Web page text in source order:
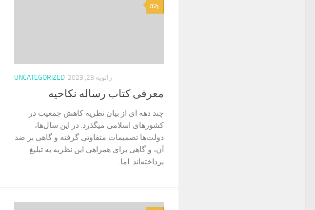
0
UNCATEGORIZED ژانویه 23, 2023
معرفی کتاب رساله نکاحیه
چند دهه ای از بیان نظریه کاهش جمعیت در
کشورهای اسلامی میگذرد. در این سال‌ها،
دولت‌ها تصمیمات متفاوتی گرفته و گاهی بر ضد
آن، و گاهی برای همراهی این نظریه به تبلیغ
پرداخته‌اند. اما...